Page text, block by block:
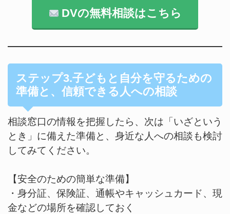
DVの無料相談はこちら
ステップ3.子どもと自分を守るための
準備と、信頼できる人への相談
相談窓口の情報を把握したら、次は「いざという
とき」に備えた準備と、身近な人への相談も検討
してみてください。
【安全のための簡単な準備】
・身分証、保険証、通帳やキャッシュカード、現
金などの場所を確認しておく